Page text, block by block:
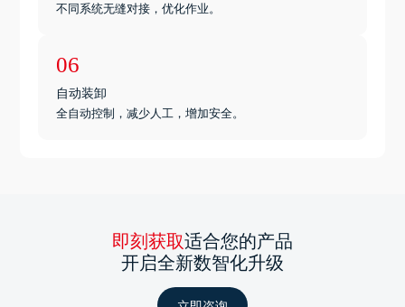
不同系统无缝对接，优化作业。
06
自动装卸
全自动控制，减少人工，增加安全。
即刻获取适合您的产品
开启全新数智化升级